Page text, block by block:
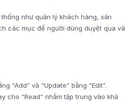
như quản lý khách hàng, sản
các mục để người dùng duyệt qua và
“Add” và “Update” bằng “Edit”.
cho “Read” nhằm tập trung vào khả